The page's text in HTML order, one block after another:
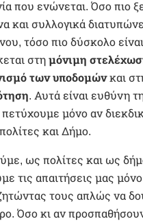
που ενώνεται. Όσο πιο
και συλλογικά
τόσο πιο δύσκολο
στη μόνιμη
των υποδομώνκαι
. Αυτά είναι ευθύνη
μόνο αν
και Δήμο.
ως πολίτες και ως
τις απαιτήσεις μας
τους απλώς να
Όσο κι αν